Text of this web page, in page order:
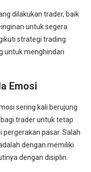
dilakukan trader, baik
untuk segera
strategi trading
untuk menghindari
Emosi
sering kali berujung
trader untuk tetap
pasar. Salah
dengan memiliki
dengan disiplin.